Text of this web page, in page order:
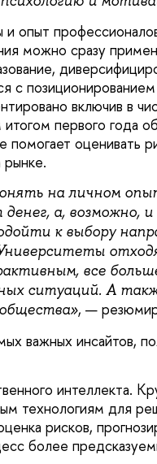
опыт
можно сразу
с
включив в
первого года
помогает оценивать
рынке.
на личном
а, возможно,
к выбору
все
ситуаций. А
, —
важных инсайтов,
интеллекта.
технологиям для
рисков,
более